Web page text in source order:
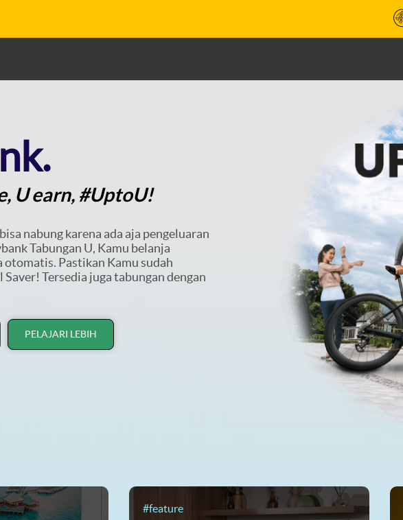
U earn, #UptoU!
nabung karena ada aja pengeluaran
Tabungan U, Kamu belanja
otomatis. Pastikan Kamu sudah
Tersedia juga tabungan dengan
PELAJARI LEBIH
#feature